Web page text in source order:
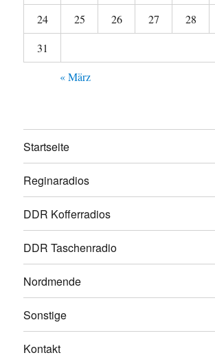
24
25 26 27 28
31
« März
Startseite
Reginaradios
DDR Kofferradios
DDR Taschenradio
Nordmende
Sonstige
Kontakt